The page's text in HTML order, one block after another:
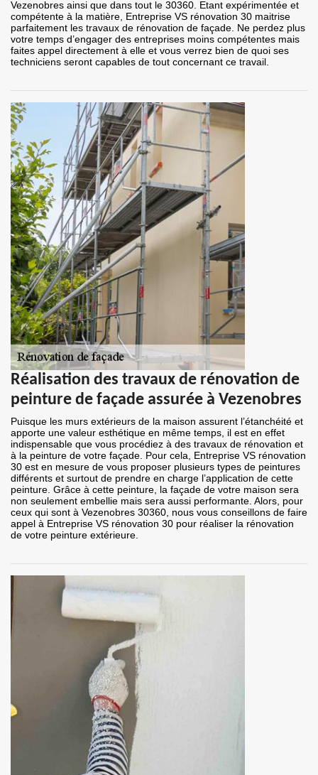
Vezenobres ainsi que dans tout le 30360. Etant expérimentée et
compétente à la matière, Entreprise VS rénovation 30 maitrise
parfaitement les travaux de rénovation de façade. Ne perdez plus
votre temps d’engager des entreprises moins compétentes mais
faites appel directement à elle et vous verrez bien de quoi ses
techniciens seront capables de tout concernant ce travail.
Réalisation des travaux de rénovation de
peinture de façade assurée à Vezenobres
Puisque les murs extérieurs de la maison assurent l’étanchéité et
apporte une valeur esthétique en même temps, il est en effet
indispensable que vous procédiez à des travaux de rénovation et
à la peinture de votre façade. Pour cela, Entreprise VS rénovation
30 est en mesure de vous proposer plusieurs types de peintures
différents et surtout de prendre en charge l’application de cette
peinture. Grâce à cette peinture, la façade de votre maison sera
non seulement embellie mais sera aussi performante. Alors, pour
ceux qui sont à Vezenobres 30360, nous vous conseillons de faire
appel à Entreprise VS rénovation 30 pour réaliser la rénovation
de votre peinture extérieure.